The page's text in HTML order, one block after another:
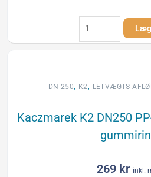
Kaczmarek
K2
DN250
universal,
gummiring
antal
DN 250, K2, LETVÆGTS
Kaczmarek K2 DN250
269 kr inkl.